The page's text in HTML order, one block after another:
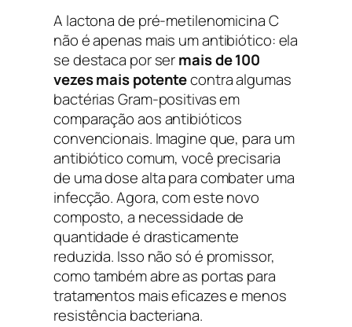
A lactona de pré-metilenomicina C
não é apenas mais um antibiótico: ela
se destaca por sermais de 100
vezes mais potentecontra algumas
bactérias Gram-positivas em
comparação aos antibióticos
convencionais. Imagine que, para um
antibiótico comum, você precisaria
de uma dose alta para combater uma
infecção. Agora, com este novo
composto, a necessidade de
quantidade é drasticamente
reduzida. Isso não só é promissor,
como também abre as portas para
tratamentos mais eficazes e menos
resistência bacteriana.